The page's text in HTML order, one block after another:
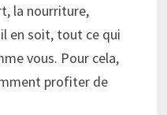
la nourriture,
en soit, tout ce qui
vous. Pour cela,
profiter de